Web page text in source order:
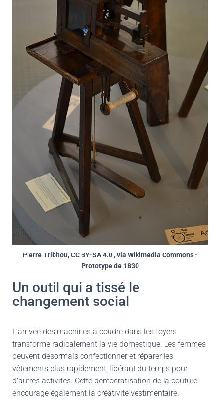
Pierre Tribhou, CC BY-SA 4.0 , via Wikimedia Commons -
Prototype de 1830
Un outil qui a tissé le
changement social
L’arrivée des machines à coudre dans les foyers
transforme radicalement la vie domestique. Les femmes
peuvent désormais confectionner et réparer les
vêtements plus rapidement, libérant du temps pour
d’autres activités. Cette démocratisation de la couture
encourage également la créativité vestimentaire.